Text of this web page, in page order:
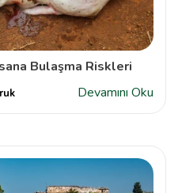
Bulaşma Riskleri
Devamını Oku